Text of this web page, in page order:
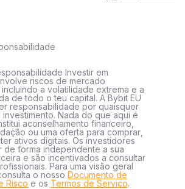
Investir em
riscos de mercado
a volatilidade extrema e a
de todo o teu capital. A Bybit EU
responsabilidade por quaisquer
Nada do que aqui é
aconselhamento financeiro,
ou uma oferta para comprar,
ativos digitais. Os investidores
de forma independente a sua
e são incentivados a consultar
Para uma visão geral
o nosso Documento de
Risco e os Termos de Serviço.